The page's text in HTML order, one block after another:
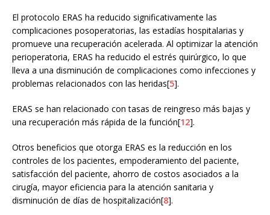
El protocolo ERAS ha reducido significativamente las
complicaciones posoperatorias, las estadías hospitalarias y
promueve una recuperación acelerada. Al optimizar la atención
perioperatoria, ERAS ha reducido el estrés quirúrgico, lo que
lleva a una disminución de complicaciones como infecciones y
problemas relacionados con las heridas[5].
ERAS se han relacionado con tasas de reingreso más bajas y
una recuperación más rápida de la función[12].
Otros beneficios que otorga ERAS es la reducción en los
controles de los pacientes, empoderamiento del paciente,
satisfacción del paciente, ahorro de costos asociados a la
cirugía, mayor eficiencia para la atención sanitaria y
disminución de días de hospitalización[8].